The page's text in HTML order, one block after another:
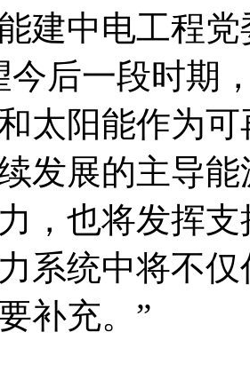
能建中电工程
今后一段时期
太阳能作为
发展的主导
，也将发挥
系统中将不
补充。”